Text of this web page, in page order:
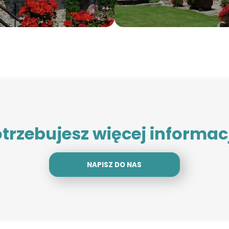
więcej
NAPISZ DO NAS